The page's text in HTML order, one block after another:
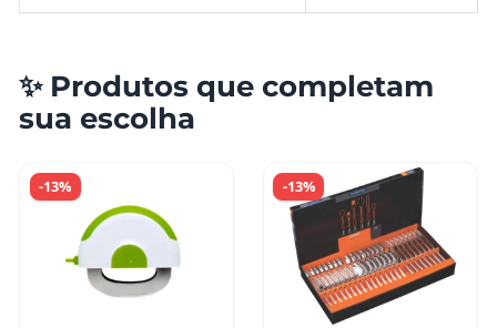
✨ Produtos que completam
sua escolha
-13% -13%